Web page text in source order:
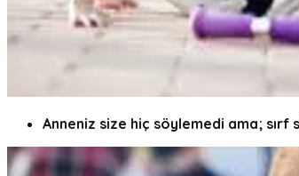
Anneniz size hiç söylemedi ama;